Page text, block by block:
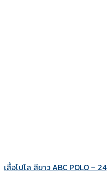
เสื้อโปโล สีขาว ABC POLO – 24